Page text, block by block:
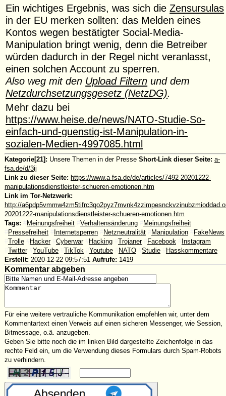
Ein wichtiges Ergebnis, was sich dieZensursulas
in der EU merken sollten: das Melden eines
Kontos wegen bestätigter Social-Media-
Manipulation bringt wenig, denn die Betreiber
würden dadurch in der Regel nicht veranlasst,
einen solchen Account zu sperren.
Also weg mit den Upload Filtern und dem
Netzdurchsetzungsgesetz (NetzDG).
Mehr dazu bei
https://www.heise.de/news/NATO-Studie-So-
einfach-und-guenstig-ist-Manipulation-in-
sozialen-Medien-4997085.html
Kategorie[21]: Unsere Themen in der Presse Short-Link dieser Seite: a-
fsa.de/d/3ij
Link zu dieser Seite: https://www.a-fsa.de/de/articles/7492-20201222-
manipulationsdienstleister-schueren-emotionen.htm
Link im Tor-Netzwerk:
http://
20201222-manipulationsdienstleister-schueren-emotionen.htm
Tags:
Meinungsfreiheit Verhaltensänderung
Meinungsfreiheit
Pressefreiheit Internetsperren Netzneutralität Manipulation
FakeNews
Trolle Hacker Cyberwar Hacking Trojaner Facebook
Instagram
Twitter YouTube TikTok Youtube NATO Studie
Hasskommentare
Erstellt: 2020-12-22 09:57:51 Aufrufe: 1419
Kommentar abgeben
Für eine weitere vertrauliche Kommunikation empfehlen wir, unter dem
Kommentartext einen Verweis auf einen sicheren Messenger, wie Session,
Bitmessage, o.ä. anzugeben.
Geben Sie bitte noch die im linken Bild dargestellte Zeichenfolge in das
rechte Feld ein, um die Verwendung dieses Formulars durch Spam-Robots
zu verhindern.